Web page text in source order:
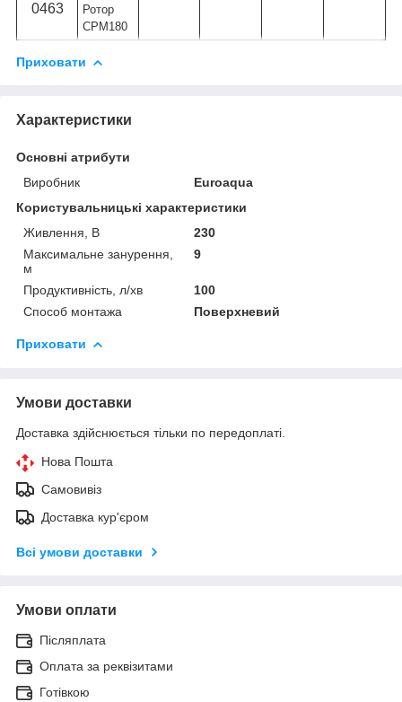
0463
Ротор
CPM180
Приховати
Характеристики
Основні атрибути
Виробник
Euroaqua
Користувальницькі характеристики
Живлення, В
230
Максимальне занурення,
м
9
Продуктивність, л/хв
100
Способ монтажа
Поверхневий
Приховати
Умови доставки
Доставка здійснюється тільки по передоплаті.
Нова Пошта
Самовивіз
Доставка кур'єром
Всі умови доставки
Умови оплати
Післяплата
Оплата за реквізитами
Готівкою